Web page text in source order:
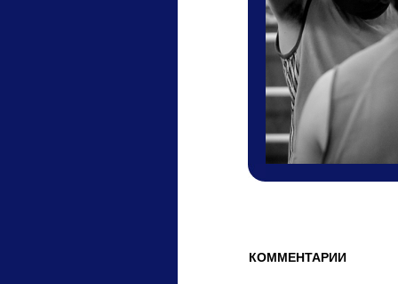
КОММЕНТАРИИ